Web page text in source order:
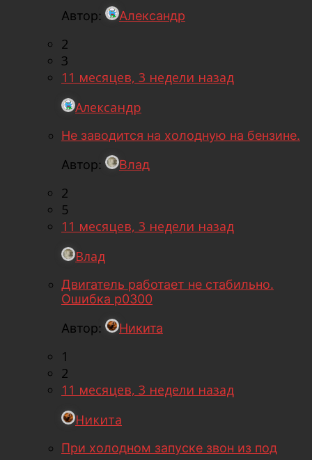
Автор:
Александр
2
3
11 месяцев, 3 недели назад
Александр
Не заводится на холодную на бензине.
Автор:
Влад
2
5
11 месяцев, 3 недели назад
Влад
Двигатель работает не стабильно.
Ошибка p0300
Автор:
Никита
1
2
11 месяцев, 3 недели назад
Никита
При холодном запуске звон из под